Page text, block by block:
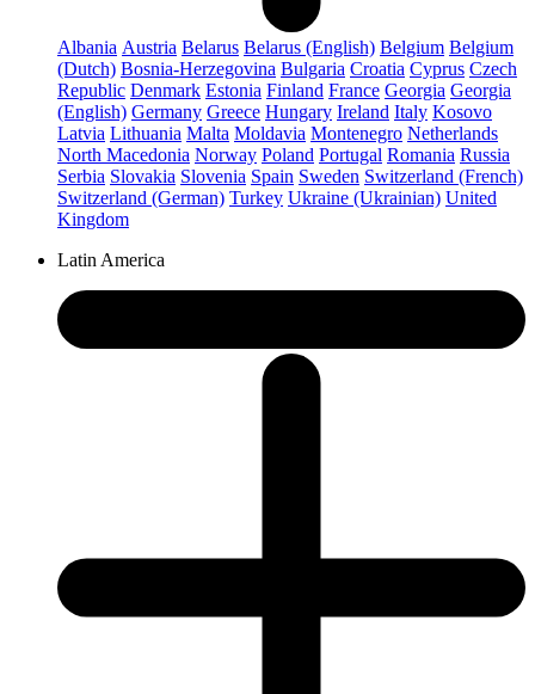
Albania Austria Belarus Belarus (English) Belgium Belgium
(Dutch) Bosnia-Herzegovina Bulgaria Croatia Cyprus Czech
Republic Denmark Estonia Finland France Georgia Georgia
(English) Germany Greece Hungary Ireland Italy Kosovo
Latvia Lithuania Malta Moldavia Montenegro Netherlands
North Macedonia Norway Poland Portugal Romania Russia
Serbia Slovakia Slovenia Spain Sweden Switzerland (French)
Switzerland (German) Turkey Ukraine (Ukrainian) United
Kingdom
Latin America